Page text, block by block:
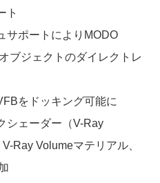
ト
サポートによりMODO
ブジェクトのダイレクトレ
をドッキング可能に
シェーダー（V-Ray
Ray Volumeマテリアル、